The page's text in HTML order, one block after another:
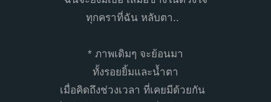
ทุกคราที่ฉัน หลับตา..
* ภาพเดิมๆ จะย้อนมา
ทั้งรอยยิ้มและน้ำตา
เมื่อคิดถึงช่วงเวลา ที่เคยมีด้วยกัน